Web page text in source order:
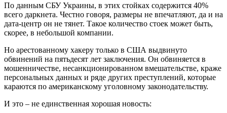
По данным СБУ Украины, в этих стойках содержится 40%
всего даркнета. Честно говоря, размеры не впечатляют, да и на
дата-центр он не тянет. Такое количество стоек может быть,
скорее, в небольшой компании.
Но арестованному хакеру только в США выдвинуто
обвинений на пятьдесят лет заключения. Он обвиняется в
мошенничестве, несанкционированном вмешательстве, краже
персональных данных и ряде других преступлений, которые
караются по американскому уголовному законодательству.
И это – не единственная хорошая новость: